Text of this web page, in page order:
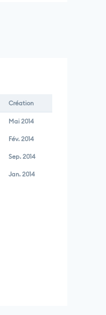
Création
Mai 2014
Fév. 2014
Sep. 2014
Jan. 2014